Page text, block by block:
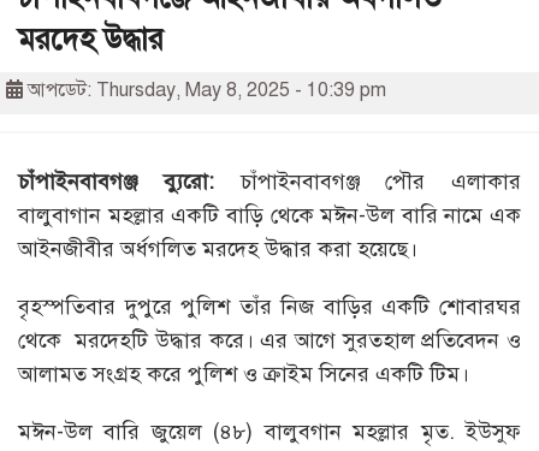
মরদেহ উদ্ধার
আপডেট: Thursday, May 8, 2025 - 10:39 pm
চাঁপাইনবাবগঞ্জ ব্যুরো:চাঁপাইনবাবগঞ্জ পৌর এলাকার
বালুবাগান মহল্লার একটি বাড়ি থেকে মঈন-উল বারি নামে এক
আইনজীবীর অর্ধগলিত মরদেহ উদ্ধার করা হয়েছে।
বৃহস্পতিবার দুপুরে পুলিশ তাঁর নিজ বাড়ির একটি শোবারঘর
থেকে মরদেহটি উদ্ধার করে। এর আগে সুরতহাল প্রতিবেদন ও
আলামত সংগ্রহ করে পুলিশ ও ক্রাইম সিনের একটি টিম।
মঈন-উল বারি জুয়েল (৪৮) বালুবগান মহল্লার মৃত. ইউসুফ